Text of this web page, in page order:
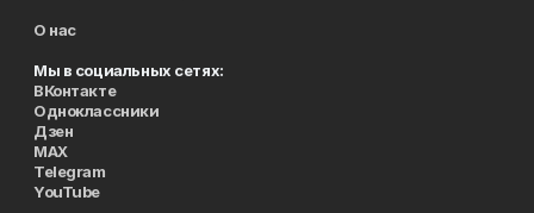
О нас
Мы в социальных сетях:
ВКонтакте
Одноклассники
Дзен
MAX
Telegram
YouTube